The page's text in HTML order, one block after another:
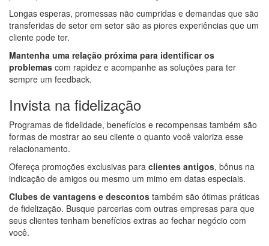
Longas esperas, promessas não cumpridas e demandas que são
transferidas de setor em setor são as piores experiências que um
cliente pode ter.
Mantenha uma relação próxima para identificar os
problemas com rapidez e acompanhe as soluções para ter
sempre um feedback.
Invista na fidelização
Programas de fidelidade, benefícios e recompensas também são
formas de mostrar ao seu cliente o quanto você valoriza esse
relacionamento.
Ofereça promoções exclusivas para clientes antigos, bônus na
indicação de amigos ou mesmo um mimo em datas especiais.
Clubes de vantagens e descontos também são ótimas práticas
de fidelização. Busque parcerias com outras empresas para que
seus clientes tenham benefícios extras ao fechar negócio com
você.